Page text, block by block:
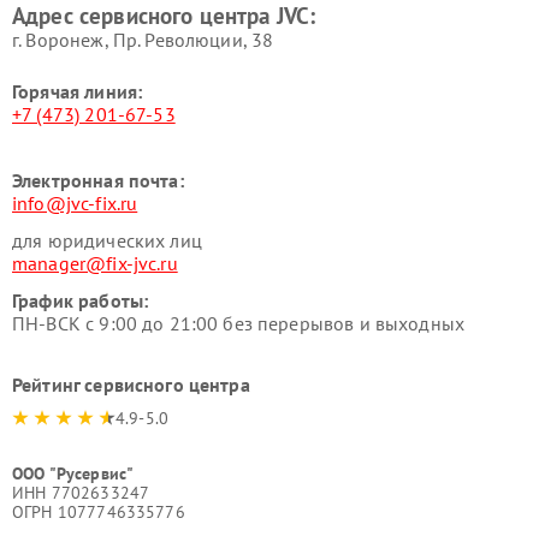
Адрес сервисного центра JVC:
г. Воронеж, Пр. Революции, 38
Горячая линия:
+7 (473) 201-67-53
Электронная почта:
info@jvc-fix.ru
для юридических лиц
manager@fix-jvc.ru
График работы:
ПН-ВСК с 9:00 до 21:00 без перерывов и выходных
Рейтинг сервисного центра
4.9-5.0
ООО "Русервис"
ИНН 7702633247
ОГРН 1077746335776